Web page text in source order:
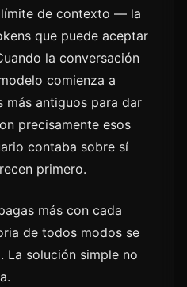
de contexto — la
que puede aceptar
la conversación
comienza a
más antiguos para dar
precisamente esos
contaba sobre sí
primero.
más con cada
de todos modos se
La solución simple no